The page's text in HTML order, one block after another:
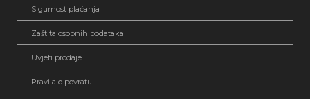
Sigurnost plaćanja
Zaštita osobnih podataka
Uvjeti prodaje
Pravila o povratu